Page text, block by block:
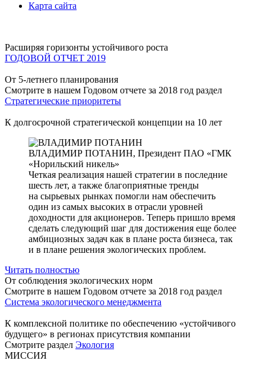
Карта сайта
Расширяя горизонты устойчивого роста
ГОДОВОЙ ОТЧЕТ 2019
От 5-летнего планирования
Смотрите в нашем Годовом отчете за 2018 год раздел
Стратегические приоритеты
К долгосрочной стратегической концепции на 10 лет
ВЛАДИМИР ПОТАНИН, Президент ПАО «ГМК
«Норильский никель»
Четкая реализация нашей стратегии в последние
шесть лет, а также благоприятные тренды
на сырьевых рынках помогли нам обеспечить
один из самых высоких в отрасли уровней
доходности для акционеров. Теперь пришло время
сделать следующий шаг для достижения еще более
амбициозных задач как в плане роста бизнеса, так
и в плане решения экологических проблем.
Читать полностью
От соблюдения экологических норм
Смотрите в нашем Годовом отчете за 2018 год раздел
Система экологического менеджмента
К комплексной политике по обеспечению «устойчивого
будущего» в регионах присутствия компании
Смотрите раздел Экология
МИССИЯ